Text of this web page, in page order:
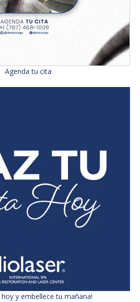
Agenda tu cita
hoy y embellece tu mañana!